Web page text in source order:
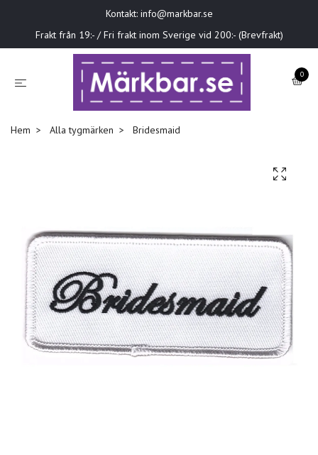
Kontakt: info@markbar.se
Frakt från 19:- / Fri frakt inom Sverige vid 200:- (Brevfrakt)
0
Hem Alla tygmärken Bridesmaid